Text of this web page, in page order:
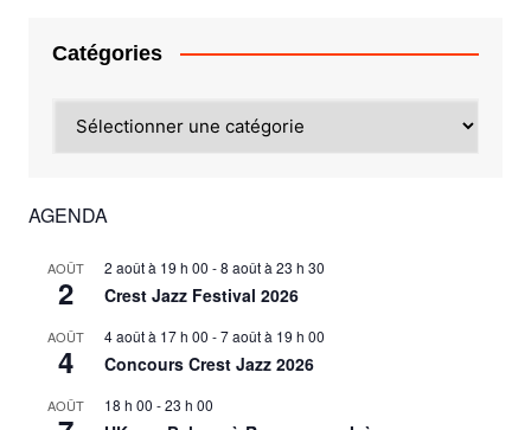
Catégories
AGENDA
AOÛT
2
2 août à 19 h 00 -8 août à 23 h 30
Crest Jazz Festival 2026
AOÛT
4
4 août à 17 h 00 -7 août à 19 h 00
Concours Crest Jazz 2026
AOÛT 18 h 00 -23 h 00